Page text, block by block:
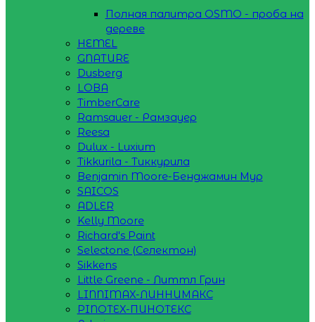
Полная палитра OSMO - проба на
дереве
HEMEL
GNATURE
Dusberg
LOBA
TimberCare
Ramsauer - Рамзауер
Reesa
Dulux - Luxium
Tikkurila - Тиккурила
Benjamin Moore-Бенджамин Мур
SAICOS
ADLER
Kelly Moore
Richard's Paint
Selectone (Селектон)
Sikkens
Little Greene - Литтл Грин
LINNIMAX-ЛИННИМАКС
PINOTEX-ПИНОТЕКС